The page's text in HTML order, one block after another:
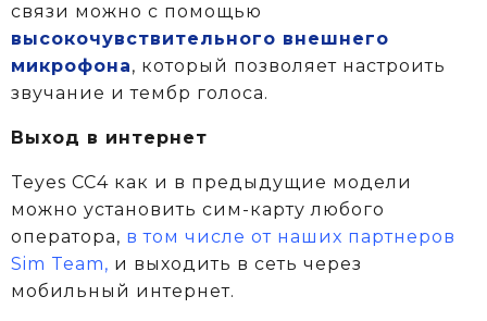
связи можно с помощью
высокочувствительного внешнего
микрофона, который позволяет настроить
звучание и тембр голоса.
Выход в интернет
Teyes CC4 как и в предыдущие модели
можно установить сим-карту любого
оператора, в том числе от наших партнеров
Sim Team, и выходить в сеть через
мобильный интернет.